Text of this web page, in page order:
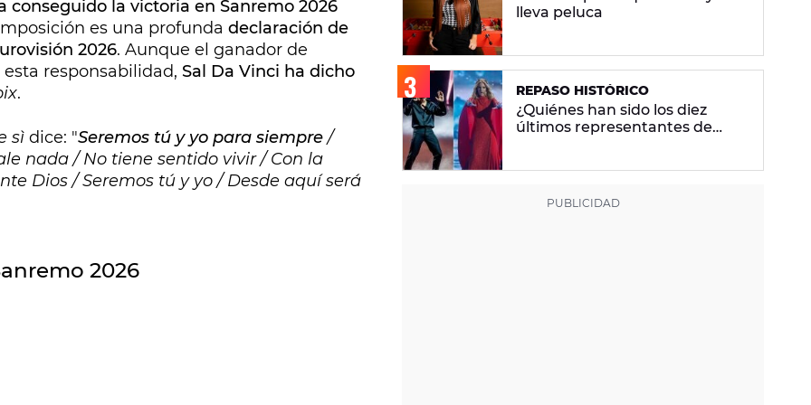
conseguido la victoria en Sanremo 2026
es una profunda declaración de
2026. Aunque el ganador de
responsabilidad, Sal Da Vinci ha dicho
.
sì dice: "Seremos tú y yo para siempre/
nada / No tiene sentido vivir / Con la
Dios / Seremos tú y yo / Desde aquí será
2026
lleva peluca
REPASO HISTÓRICO
¿Quiénes han sido los diez
últimos representantes de